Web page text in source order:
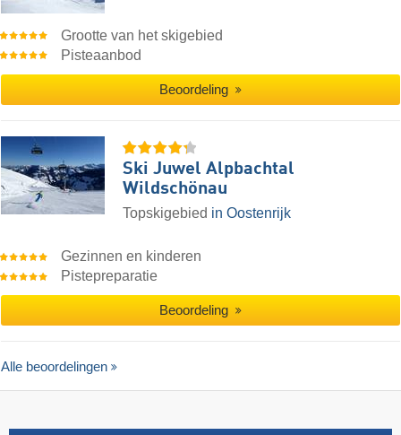
Grootte van het skigebied
Pisteaanbod
Beoordeling
Ski Juwel Alpbachtal
Wildschönau
Topskigebied in Oostenrijk
Gezinnen en kinderen
Pistepreparatie
Beoordeling
Alle beoordelingen